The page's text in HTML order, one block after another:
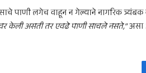
पाणी लगेच वाहून न गेल्याने नागरिक
केली असती तर एवढे पाणी साचले नसते,”असा